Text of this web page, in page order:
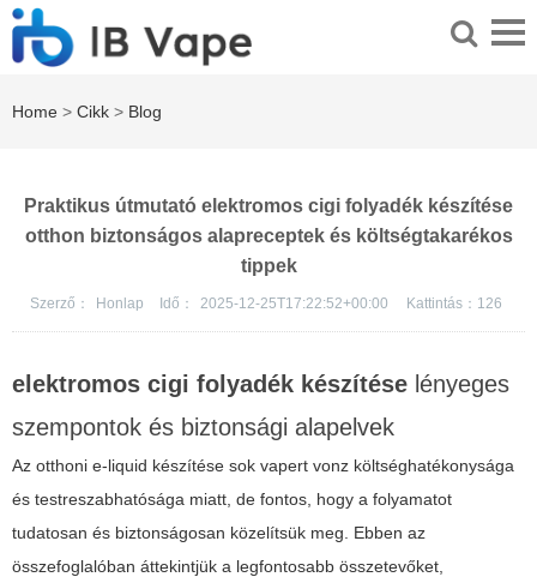
Home > Cikk > Blog
Praktikus útmutató elektromos cigi folyadék készítése
otthon biztonságos alapreceptek és költségtakarékos
tippek
Szerző： Honlap Idő： 2025-12-25T17:22:52+00:00 Kattintás： 126
elektromos cigi folyadék készítése lényeges
szempontok és biztonsági alapelvek
Az otthoni e-liquid készítése sok vapert vonz költséghatékonysága
és testreszabhatósága miatt, de fontos, hogy a folyamatot
tudatosan és biztonságosan közelítsük meg. Ebben az
összefoglalóban áttekintjük a legfontosabb összetevőket,